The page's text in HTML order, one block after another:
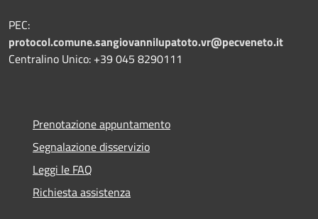
PEC:
protocol.comune.sangiovannilupatoto.vr@pecveneto.it
Centralino Unico: +39 045 8290111
Prenotazione appuntamento
Segnalazione disservizio
Leggi le FAQ
Richiesta assistenza